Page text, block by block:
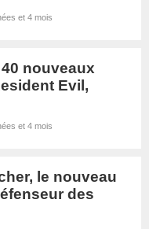
et 4 mois
nouveaux
Evil,
et 4 mois
le nouveau
des